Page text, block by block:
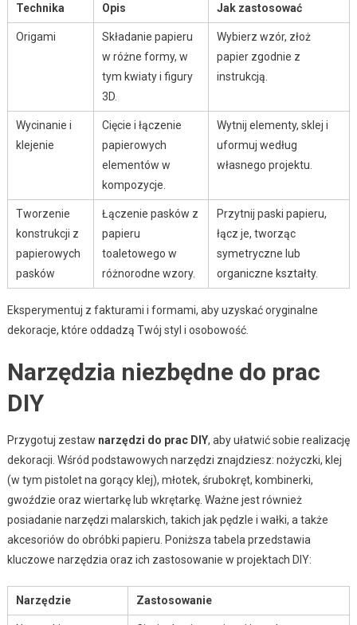
Technika Opis Jak zastosować
Origami
Składanie papieru
w różne formy, w
tym kwiaty i figury
3D.
Wybierz wzór, złoż
papier zgodnie z
instrukcją.
Wycinanie i
klejenie
Cięcie i łączenie
papierowych
elementów w
kompozycje.
Wytnij elementy, sklej i
uformuj według
własnego projektu.
Tworzenie
konstrukcji z
papierowych
pasków
Łączenie pasków z
papieru
toaletowego w
różnorodne wzory.
Przytnij paski papieru,
łącz je, tworząc
symetryczne lub
organiczne kształty.
Eksperymentuj z fakturami i formami, aby uzyskać oryginalne
dekoracje, które oddadzą Twój styl i osobowość.
Narzędzia niezbędne do prac
DIY
Przygotuj zestaw narzędzi do prac DIY, aby ułatwić sobie realizację
dekoracji. Wśród podstawowych narzędzi znajdziesz: nożyczki, klej
(w tym pistolet na gorący klej), młotek, śrubokręt, kombinerki,
gwoździe oraz wiertarkę lub wkrętarkę. Ważne jest również
posiadanie narzędzi malarskich, takich jak pędzle i wałki, a także
akcesoriów do obróbki papieru. Poniższa tabela przedstawia
kluczowe narzędzia oraz ich zastosowanie w projektach DIY:
Narzędzie Zastosowanie